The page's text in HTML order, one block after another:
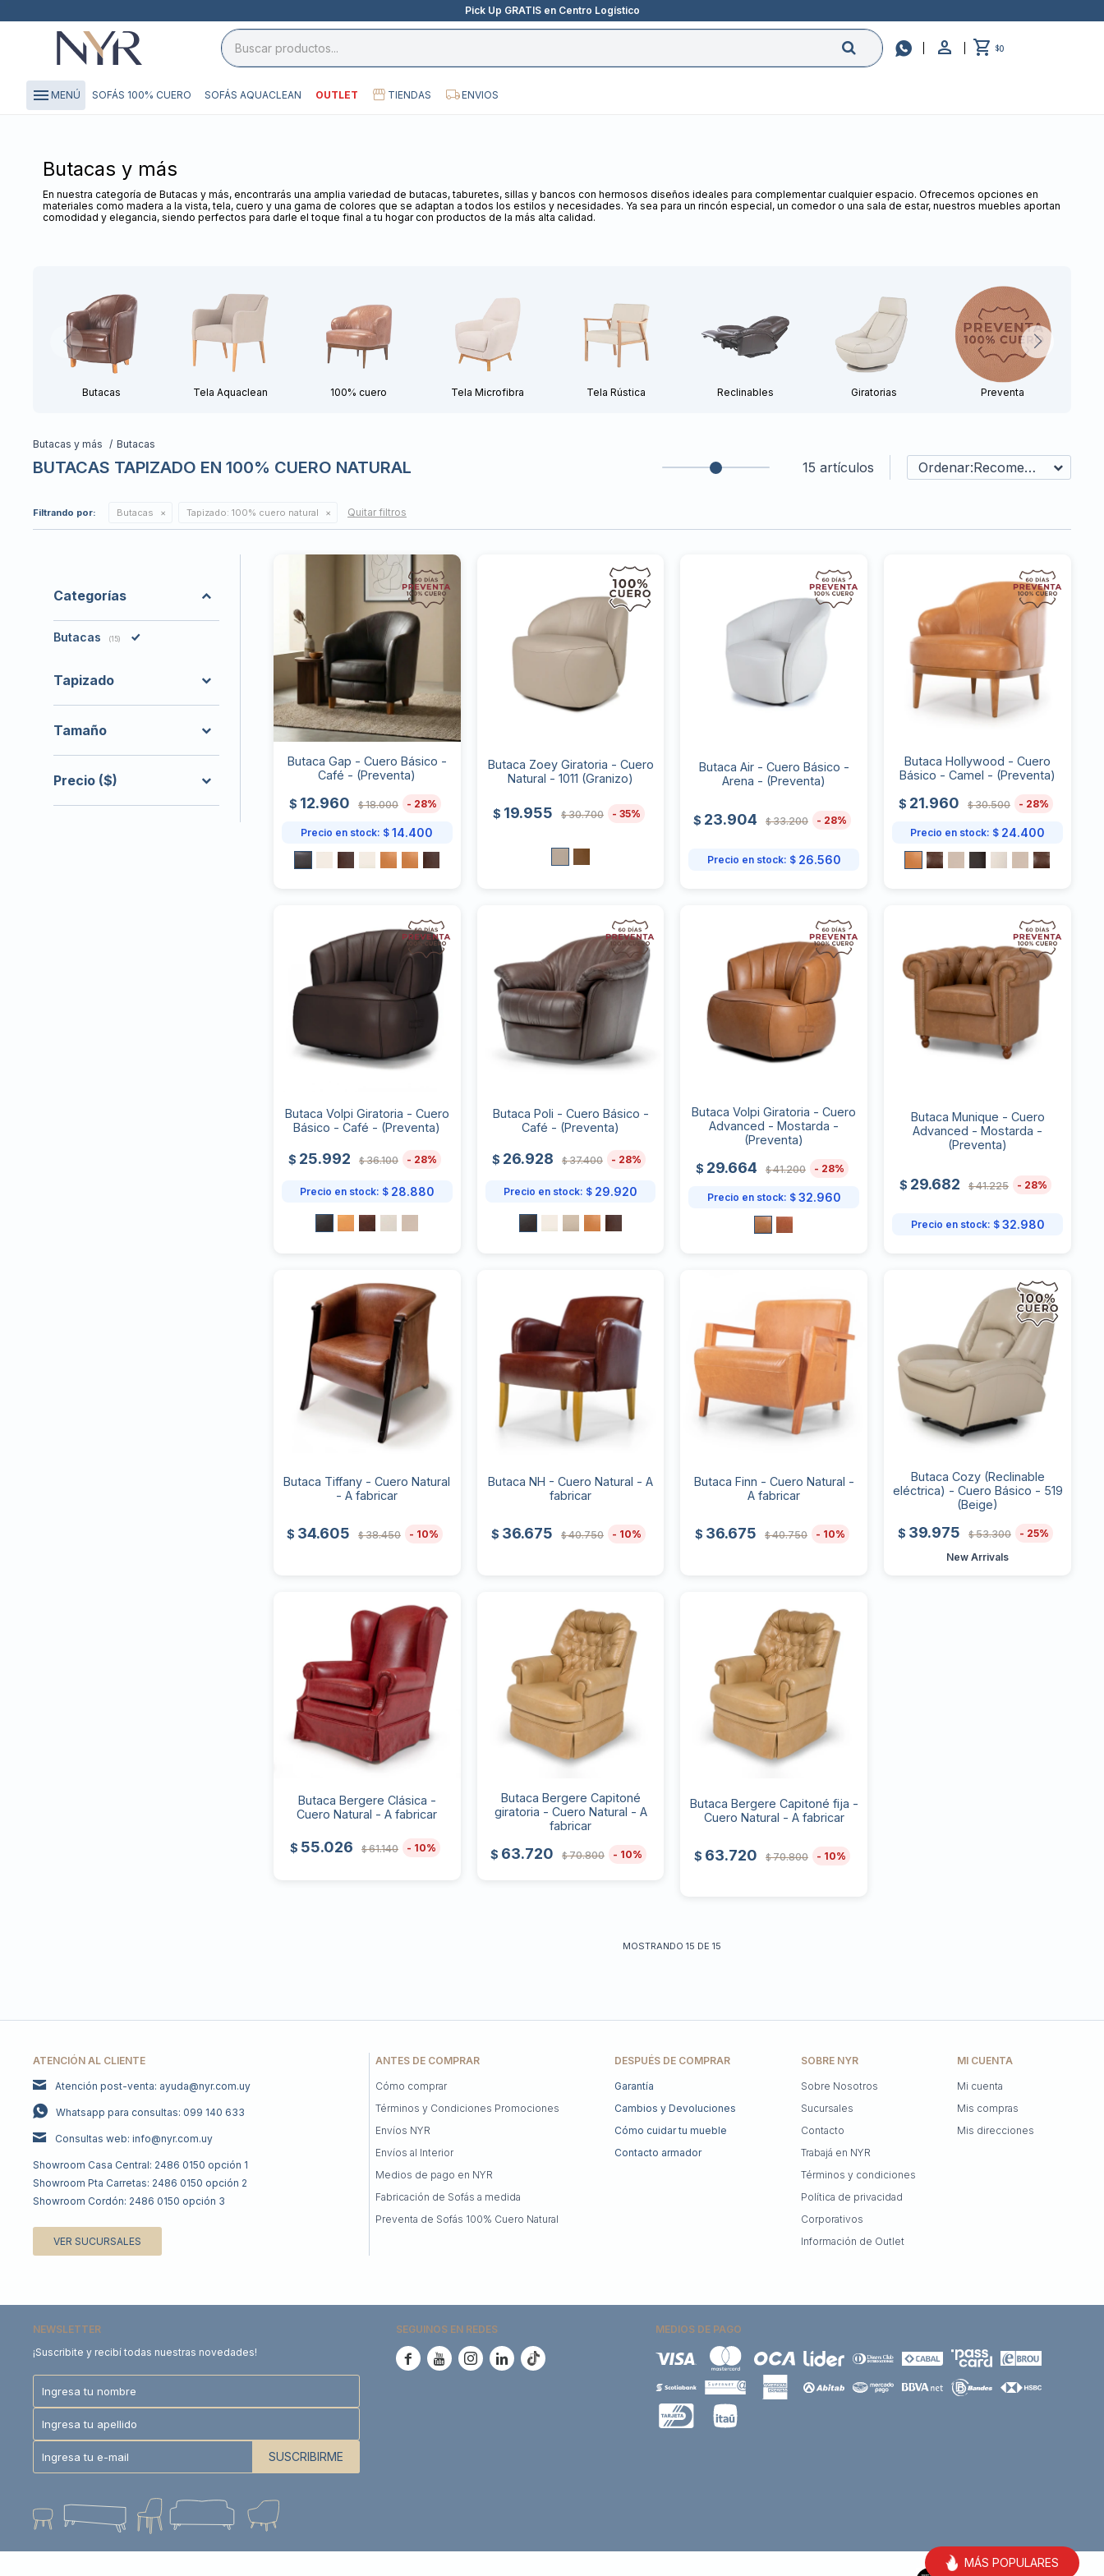
Pick Up GRATIS en Centro Logístico
 $0
menu MENÚ SOFÁS 100% CUERO SOFÁS AQUACLEAN OUTLET TIENDAS ENVIOS
Butacas y más
En nuestra categoría de Butacas y más, encontrarás una amplia variedad de butacas, taburetes, sillas y bancos con hermosos diseños ideales para complementar cualquier espacio. Ofrecemos opciones en
materiales como madera a la vista, tela, cuero y una gama de colores que se adaptan a todos los estilos y necesidades. Ya sea para un rincón especial, un comedor o una sala de estar, nuestros muebles aportan
comodidad y elegancia, siendo perfectos para darle el toque final a tu hogar con productos de la más alta calidad.
Butacas Tela Aquaclean 100% cuero Tela Microfibra Tela Rústica Reclinables Giratorias Preventa
Butacas y más Butacas
BUTACAS TAPIZADO EN 100% CUERO NATURAL 15 artículos Recomendados
Filtrando por: Butacas Tapizado: 100% cuero natural Quitar filtros
Butaca Gap - Cuero Básico -
Café - (Preventa)
$ 12.960 $ 18.000 28
Precio en stock: $14.400
Butaca Zoey Giratoria - Cuero
Natural - 1011 (Granizo)
$ 19.955 $ 30.700 35
Butaca Air - Cuero Básico -
Arena - (Preventa)
$ 23.904 $ 33.200 28
Precio en stock: $ 26.560
Butaca Hollywood - Cuero
Básico - Camel - (Preventa)
$ 21.960 $ 30.500 28
Precio en stock: $ 24.400
Butaca Volpi Giratoria - Cuero
Básico - Café - (Preventa)
$ 25.992 $ 36.100 28
Precio en stock: $ 28.880
Butaca Poli - Cuero Básico -
Café - (Preventa)
$ 26.928 $ 37.400 28
Precio en stock: $ 29.920
Butaca Volpi Giratoria - Cuero
Advanced - Mostarda -
(Preventa)
$ 29.664 $ 41.200 28
Precio en stock: $ 32.960
Butaca Munique - Cuero
Advanced - Mostarda -
(Preventa)
$ 29.682 $ 41.225 28
Precio en stock: $ 32.980
Butaca Tiffany - Cuero Natural
- A fabricar
$ 34.605 $ 38.450 10
Butaca NH - Cuero Natural - A
fabricar
$ 36.675 $ 40.750 10
Butaca Finn - Cuero Natural -
A fabricar
$ 36.675 $ 40.750 10
Butaca Cozy (Reclinable
eléctrica) - Cuero Básico - 519
(Beige)
$ 39.975 $ 53.300
25
New Arrivals
Butaca Bergere Clásica -
Cuero Natural - A fabricar
$ 55.026 $ 61.140 10
Butaca Bergere Capitoné
giratoria - Cuero Natural - A
fabricar
$ 63.720 $ 70.800 10
Butaca Bergere Capitoné fija -
Cuero Natural - A fabricar
$ 63.720 $ 70.800 10
MOSTRANDO15 DE15
Categorías
Butacas (15)
Precio ($)
Tapizado
Tamaño
ATENCIÓN AL CLIENTE
Atención post-venta: ayuda@nyr.com.uy
Whatsapp para consultas: 099 140 633
Consultas web: info@nyr.com.uy
Showroom Casa Central: 2486 0150 opción 1
Showroom Pta Carretas: 2486 0150 opción 2
Showroom Cordón: 2486 0150 opción 3
VER SUCURSALES
DESPUÉS DE COMPRAR
Garantía
Cambios y Devoluciones
Cómo cuidar tu mueble
Contacto armador
SOBRE NYR
Sobre Nosotros
Sucursales
Contacto
Trabajá en NYR
Términos y condiciones
Política de privacidad
Corporativos
Información de Outlet
ANTES DE COMPRAR
Cómo comprar
Términos y Condiciones Promociones
Envíos NYR
Envíos al Interior
Medios de pago en NYR
Fabricación de Sofás a medida
Preventa de Sofás 100% Cuero Natural
MI CUENTA
Mi cuenta
Mis compras
Mis direcciones
NEWSLETTER
¡Suscribite y recibí todas nuestras novedades!
SUSCRIBIRME
SEGUINOS EN REDES
    
MEDIOS DE PAGO
MÁS POPULARES
close